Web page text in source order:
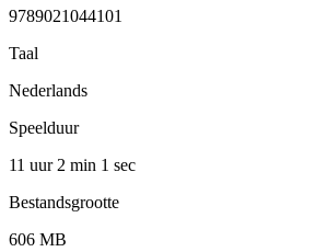
9789021044101
Taal
Nederlands
Speelduur
11 uur 2 min 1 sec
Bestandsgrootte
606 MB